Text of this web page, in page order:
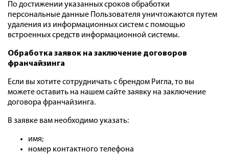
По достижении указанных сроков обработки
персональные данные Пользователя уничтожаются путем
удаления из информационных систем с помощью
встроенных средств информационной системы.
Обработка заявок на заключение договоров
франчайзинга
Если вы хотите сотрудничать с брендом Ригла, то вы
можете оставить на нашем сайте заявку на заключение
договора франчайзинга.
В заявке вам необходимо указать:
имя;
номер контактного телефона